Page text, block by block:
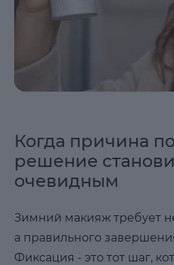
Когда причина
решение
очевидным
Зимний макияж требует
а правильного
Фиксация - это тот шаг,